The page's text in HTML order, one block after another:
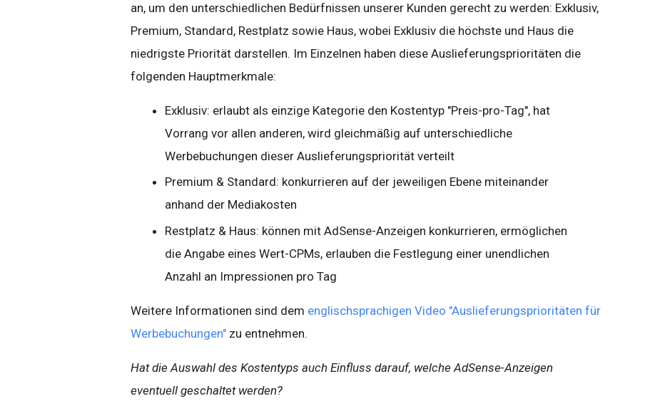
an, um den unterschiedlichen Bedürfnissen unserer Kunden gerecht zu werden: Exklusiv,
Premium, Standard, Restplatz sowie Haus, wobei Exklusiv die höchste und Haus die
niedrigste Priorität darstellen. Im Einzelnen haben diese Auslieferungsprioritäten die
folgenden Hauptmerkmale:
Exklusiv: erlaubt als einzige Kategorie den Kostentyp "Preis-pro-Tag", hat
Vorrang vor allen anderen, wird gleichmäßig auf unterschiedliche
Werbebuchungen dieser Auslieferungspriorität verteilt
Premium & Standard: konkurrieren auf der jeweiligen Ebene miteinander
anhand der Mediakosten
Restplatz & Haus: können mit AdSense-Anzeigen konkurrieren, ermöglichen
die Angabe eines Wert-CPMs, erlauben die Festlegung einer unendlichen
Anzahl an Impressionen pro Tag
Weitere Informationen sind dem englischsprachigen Video "Auslieferungsprioritäten für
Werbebuchungen" zu entnehmen.
Hat die Auswahl des Kostentyps auch Einfluss darauf, welche AdSense-Anzeigen
eventuell geschaltet werden?